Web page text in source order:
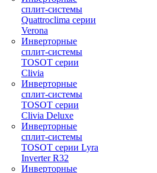
сплит-системы
Quattroclima серии
Verona
Инверторные
сплит-системы
TOSOT серии
Clivia
Инверторные
сплит-системы
TOSOT серии
Clivia Deluxe
Инверторные
сплит-системы
TOSOT серии Lyra
Inverter R32
Инверторные